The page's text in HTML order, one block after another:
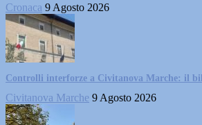
Cronaca 9 Agosto 2026
Controlli interforze a Civitanova Marche: il
Civitanova Marche 9 Agosto 2026